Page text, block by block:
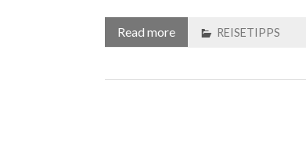
Read more REISETIPPS